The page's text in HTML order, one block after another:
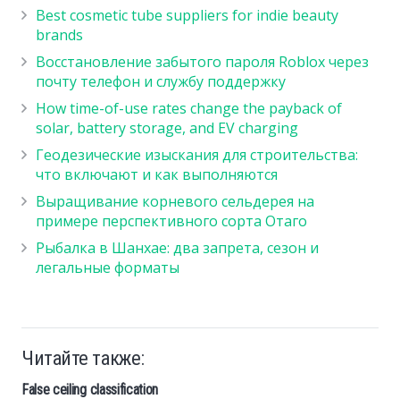
Best cosmetic tube suppliers for indie beauty
brands
Восстановление забытого пароля Roblox через
почту телефон и службу поддержку
How time-of-use rates change the payback of
solar, battery storage, and EV charging
Геодезические изыскания для строительства:
что включают и как выполняются
Выращивание корневого сельдерея на
примере перспективного сорта Отаго
Рыбалка в Шанхае: два запрета, сезон и
легальные форматы
Читайте также:
False ceiling classification